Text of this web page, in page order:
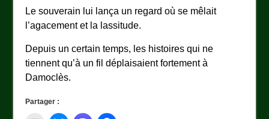
Le souverain lui lança un regard où se mêlait
l’agacement et la lassitude.
Depuis un certain temps, les histoires qui ne
tiennent qu’à un fil déplaisaient fortement à
Damoclès.
Partager :